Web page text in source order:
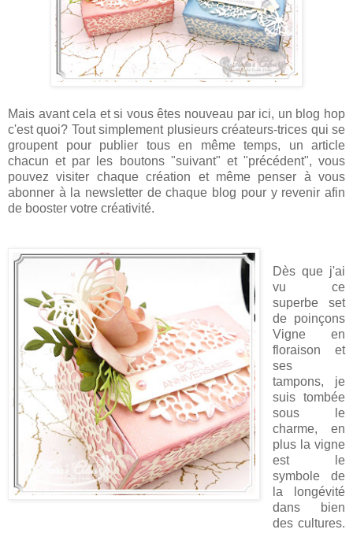
Mais avant cela et si vous êtes nouveau par ici, un blog hop
c'est quoi? Tout simplement plusieurs créateurs-trices qui se
groupent pour publier tous en même temps, un article
chacun et par les boutons "suivant" et "précédent", vous
pouvez visiter chaque création et même penser à vous
abonner à la newsletter de chaque blog pour y revenir afin
de booster votre créativité.
Dès que j'ai
vu ce
superbe set
de poinçons
Vigne en
floraison et
ses
tampons, je
suis tombée
sous le
charme, en
plus la vigne
est le
symbole de
la longévité
dans bien
des cultures.